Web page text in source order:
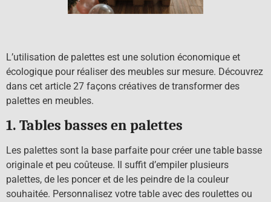
L’utilisation de palettes est une solution économique et
écologique pour réaliser des meubles sur mesure. Découvrez
dans cet article 27 façons créatives de transformer des
palettes en meubles.
1. Tables basses en palettes
Les palettes sont la base parfaite pour créer une table basse
originale et peu coûteuse. Il suffit d’empiler plusieurs
palettes, de les poncer et de les peindre de la couleur
souhaitée. Personnalisez votre table avec des roulettes ou